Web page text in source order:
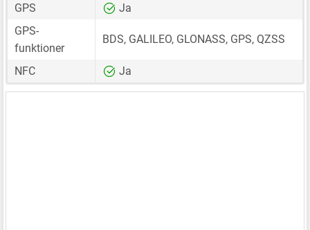
GPS
Ja
GPS-
funktioner
BDS, GALILEO, GLONASS, GPS, QZSS
NFC Ja